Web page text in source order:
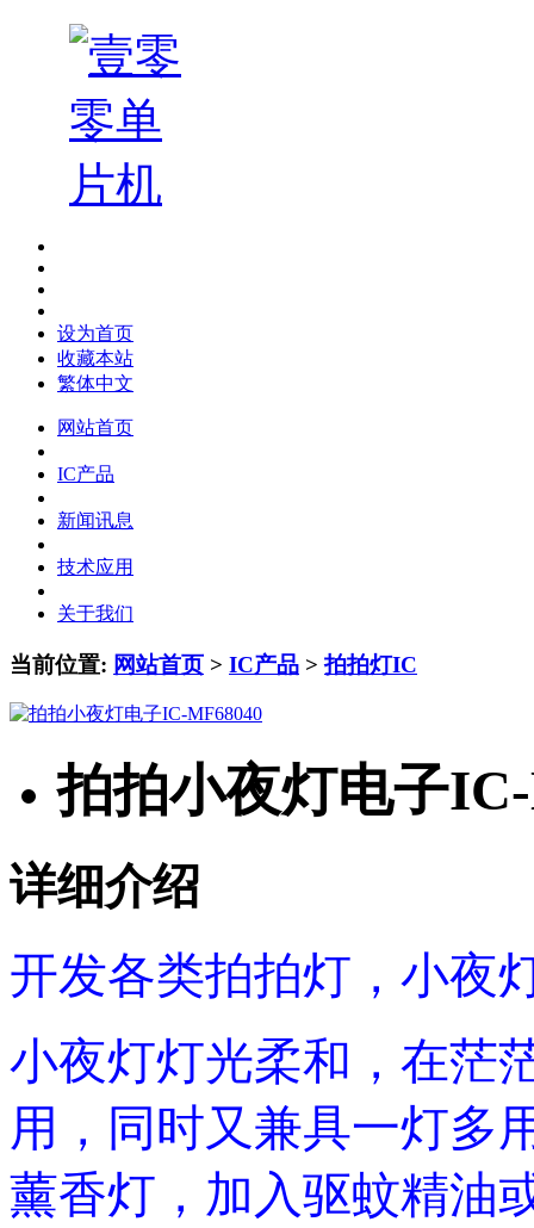
设为首页
收藏本站
繁体中文
网站首页
IC产品
新闻讯息
技术应用
关于我们
当前位置: 网站首页 > IC产品 >拍拍灯IC
拍拍小夜灯电子
详细介绍
开发各类拍拍灯，小夜
小夜灯灯光柔和，在茫
用，同时又兼具一灯多
薰香灯，加入驱蚊精油